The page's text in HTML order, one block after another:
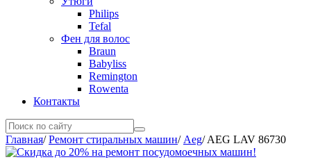
Philips
Tefal
Фен для волос
Braun
Babyliss
Remington
Rowenta
Контакты
Главная/Ремонт стиральных машин/ Aeg/AEG LAV 86730